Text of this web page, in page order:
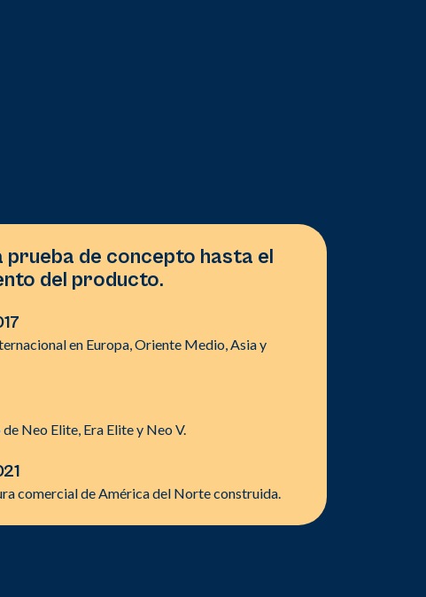
prueba de concepto hasta el
del producto.
en Europa, Oriente Medio, Asia y
Neo Elite, Era Elite y Neo V.
comercial de América del Norte construida.